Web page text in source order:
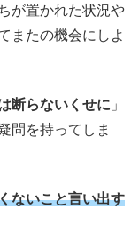
が置かれた状況や
またの機会にしよ
断らないくせに 」
問を持ってしま
ないこと言い出す